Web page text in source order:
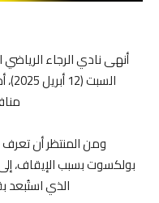
أنهى نادي الرجاء الرياضي
ومن المنتظر أن
بولكسوت بسبب الإيقاف،
الذي استُبعد